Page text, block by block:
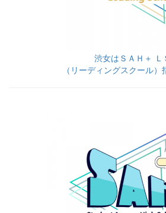
渋女はＳＡＨ＋ Ｌ
（リーディングスクール）